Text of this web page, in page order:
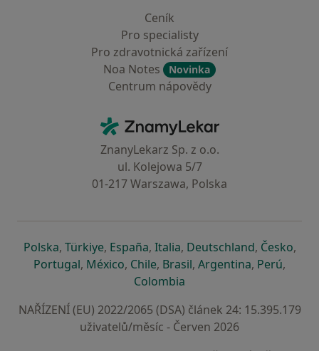
Ceník
Pro specialisty
Pro zdravotnická zařízení
Noa Notes
Novinka
Centrum nápovědy
ZnamyLekar - Hlavní stránka
ZnanyLekarz Sp. z o.o.
ul. Kolejowa 5/7
01-217 Warszawa, Polska
Polskase otevře v nové záložce
, Türkiyese otevře v nové záložce
, Españase otevře v nové záložce
, Italiase otevře v nové záložce
, Deutschlandse otevře v
, Českose
,
Portugalse otevře v nové záložce
, Méxicose otevře v nové záložce
, Chilese otevře v nové záložce
, Brasilse otevře v nové
, Argentinase otevře v
, Perúse
,
Colombia
NAŘÍZENÍ (EU) 2022/2065 (DSA) článek 24: 15.395.179
uživatelů/měsíc - Červen 2026